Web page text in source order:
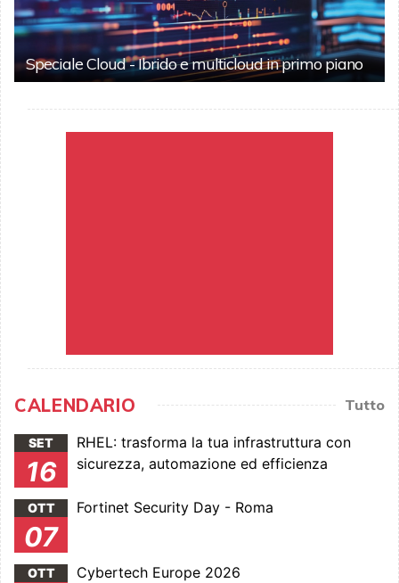
Speciale Cloud - Ibrido e multicloud in primo piano
CALENDARIO Tutto
SET
16
RHEL: trasforma la tua infrastruttura con
sicurezza, automazione ed efficienza
OTT
07
Fortinet Security Day - Roma
OTT Cybertech Europe 2026